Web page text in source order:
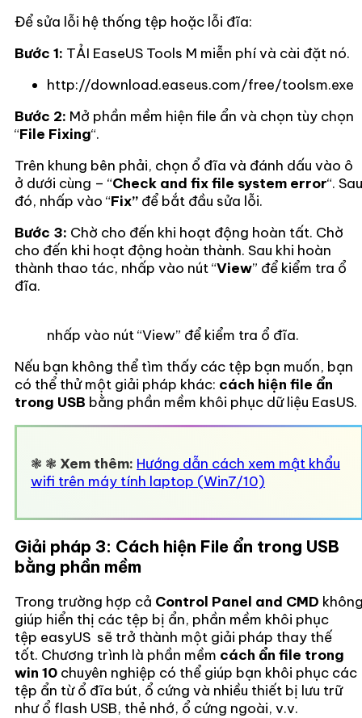
Để sửa lỗi hệ thống tệp hoặc lỗi đĩa:
Bước 1: TẢI EaseUS Tools M miễn phí và cài đặt nó.
http://download.easeus.com/free/toolsm.exe
Bước 2: Mở phần mềm hiện file ẩn và chọn tùy chọn
“File Fixing“.
Trên khung bên phải, chọn ổ đĩa và đánh dấu vào ô
ở dưới cùng – “Check and fix file system error“. Sau
đó, nhấp vào “Fix” để bắt đầu sửa lỗi.
Bước 3: Chờ cho đến khi hoạt động hoàn tất. Chờ
cho đến khi hoạt động hoàn thành. Sau khi hoàn
thành thao tác, nhấp vào nút “View” để kiểm tra ổ
đĩa.
nhấp vào nút “View” để kiểm tra ổ đĩa.
Nếu bạn không thể tìm thấy các tệp bạn muốn, bạn
có thể thử một giải pháp khác: cách hiện file ẩn
trong USB bằng phần mềm khôi phục dữ liệu EasUS.
❃ ❃ Xem thêm: Hướng dẫn cách xem mật khẩu
wifi trên máy tính laptop (Win7/10)
Giải pháp 3: Cách hiện File ẩn trong USB
bằng phần mềm
Trong trường hợp cả Control Panel and CMD
giúp hiển thị các tệp bị ẩn, phần mềm khôi phục
tệp easyUS sẽ trở thành một giải pháp thay thế
tốt. Chương trình là phần mềm cách ẩn file trong
win 10 chuyên nghiệp có thể giúp bạn khôi phục các
tệp ẩn từ ổ đĩa bút, ổ cứng và nhiều thiết bị lưu trữ
như ổ flash USB, thẻ nhớ, ổ cứng ngoài, v.v.